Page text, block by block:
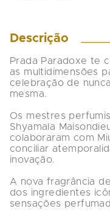
Descrição
Prada Paradoxe te
as multidimensões
celebração de
mesma.
Os mestres
Shyamala
colaboraram com
conciliar
inovação.
A nova fragrância
dos ingredientes
sensações